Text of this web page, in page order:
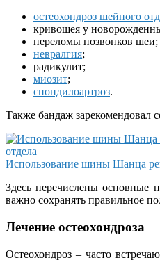
остеохондроз шейного
кривошея у
переломы позвонков шеи;
невралгия;
радикулит;
миозит;
спондилоартроз.
Также бандаж зарекомендовал
Использование шины Шанца
Здесь перечислены основные
важно сохранять правильное
Лечение остеохондроза
Остеохондроз – часто